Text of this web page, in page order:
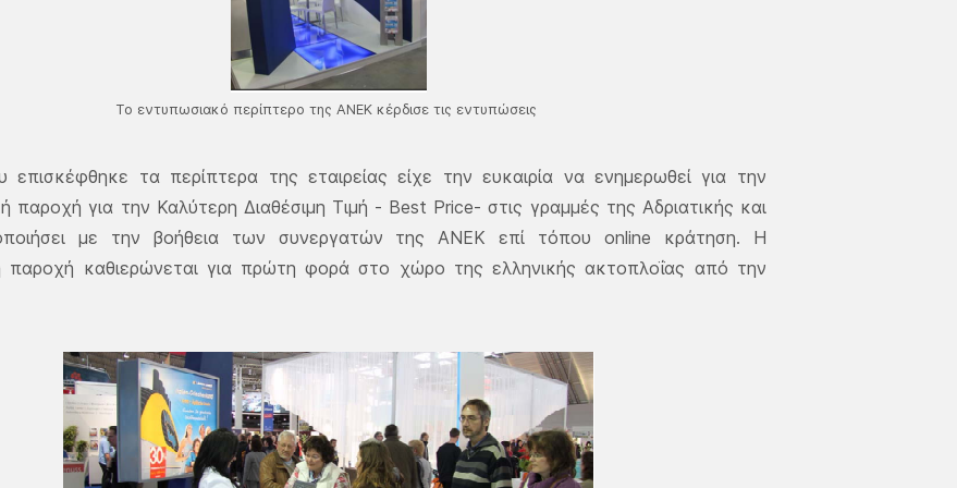
Το εντυπωσιακό περίπτερο της ΑΝΕΚ κέρδισε τις εντυπώσεις
επισκέφθηκε τα περίπτερα της εταιρείας είχε την ευκαιρία να ενημερωθεί για την
παροχή για την Καλύτερη Διαθέσιμη Τιμή - Best Price- στις γραμμές της Αδριατικής και
με την βοήθεια των συνεργατών της ΑΝΕΚ επί τόπου online κράτηση. Η
παροχή καθιερώνεται για πρώτη φορά στο χώρο της ελληνικής ακτοπλοΐας από την